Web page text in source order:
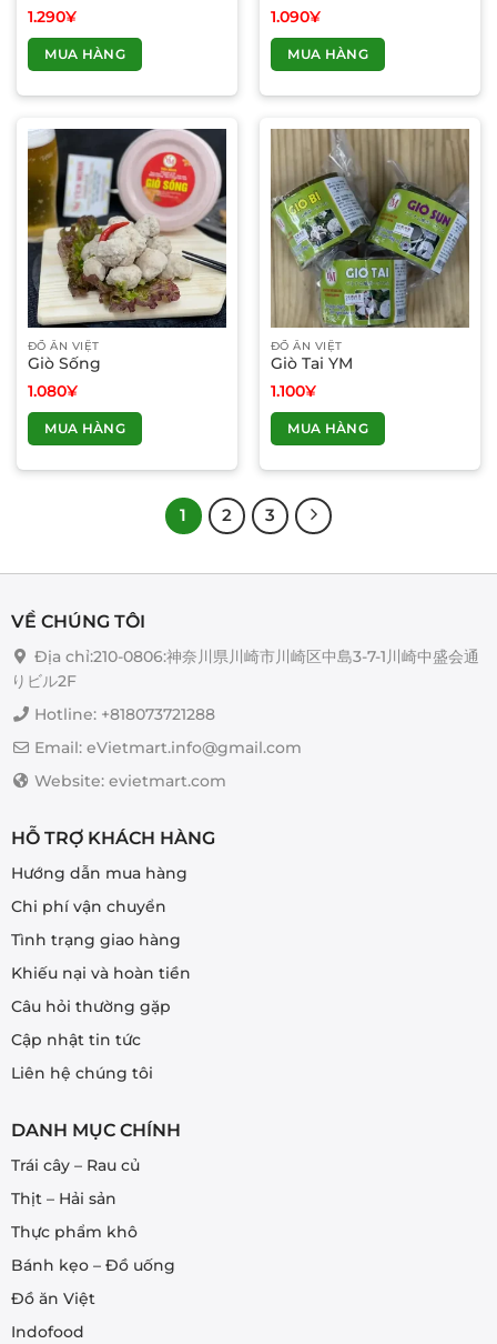
1.290¥
MUA HÀNG
1.090¥
MUA HÀNG
ĐỒ ĂN VIỆT
Giò Sống
1.080¥
MUA HÀNG
ĐỒ ĂN VIỆT
Giò Tai YM
1.100¥
MUA HÀNG
1 2 3
VỀ CHÚNG TÔI
Địa chỉ:210-0806:神奈川県川崎市川崎区中島3-7-1川崎中盛会通
りビル2F
Hotline: +818073721288
Email: eVietmart.info@gmail.com
Website: evietmart.com
HỖ TRỢ KHÁCH HÀNG
Hướng dẫn mua hàng
Chi phí vận chuyển
Tình trạng giao hàng
Khiếu nại và hoàn tiền
Câu hỏi thường gặp
Cập nhật tin tức
Liên hệ chúng tôi
DANH MỤC CHÍNH
Trái cây – Rau củ
Thịt – Hải sản
Thực phẩm khô
Bánh kẹo – Đồ uống
Đồ ăn Việt
Indofood